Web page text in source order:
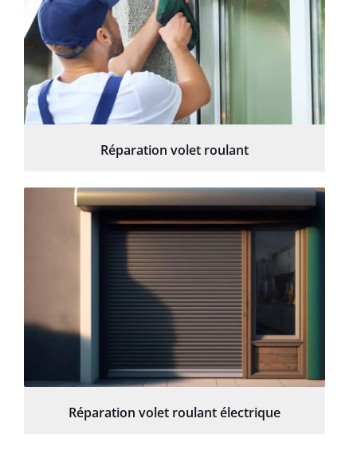
Réparation volet roulant
Réparation volet roulant électrique